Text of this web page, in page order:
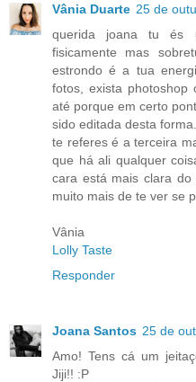
Vânia Duarte 25 de
querida joana tu és
fisicamente mas
estrondo é a tua
fotos, exista
até porque em certo
sido editada desta
te referes é a terceira
que há ali qualquer
cara está mais clara
muito mais de te ver se
Vânia
Lolly Taste
Responder
Joana Santos 25 de
Amo! Tens cá um
Jiji!! :P